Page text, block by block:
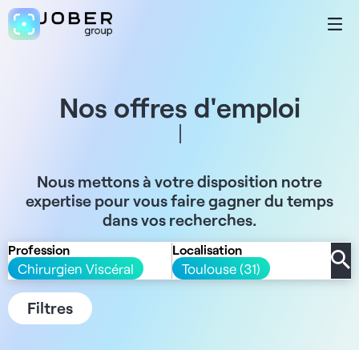
Nos offres d'emploi
Nous mettons à votre disposition notre
expertise pour vous faire gagner du temps
dans vos recherches.
Profession
Chirurgien Viscéral
Localisation
Toulouse (31)
Filtres